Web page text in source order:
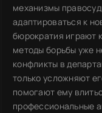
механизмы
адаптироваться к
бюрократия играют
методы борьбы уже
конфликты в
только усложняют
помогают ему
профессиональные